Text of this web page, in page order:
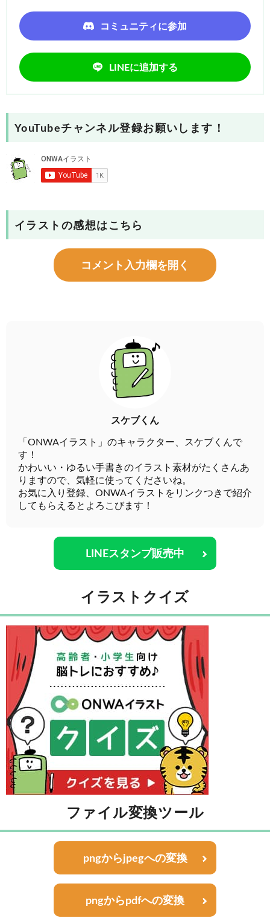
コミュニティに参加
LINEに追加する
YouTubeチャンネル登録お願いします！
イラストの感想はこちら
コメント入力欄を開く
スケブくん
「ONWAイラスト」のキャラクター、スケブくんで
す！
かわいい・ゆるい手書きのイラスト素材がたくさんあ
りますので、気軽に使ってくださいね。
お気に入り登録、ONWAイラストをリンクつきで紹介
してもらえるとよろこびます！
LINEスタンプ販売中
イラストクイズ
ファイル変換ツール
pngからjpegへの変換
pngからpdfへの変換